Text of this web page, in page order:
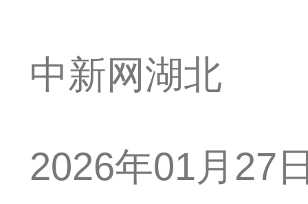
中新网湖北
2026年01月27